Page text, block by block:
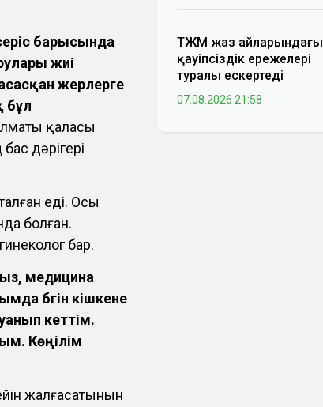
барысында
жиі
жерлерге
бұл
қаласы
дәрігері
еді. Осы
болған.
бар.
медицина
бүгін кішкене
кеттім.
Көңілім
жалғасатынын
ТЖМ жаз айларындағы
қауіпсіздік ережелері
туралы ескертеді
07.08.2026 21:58